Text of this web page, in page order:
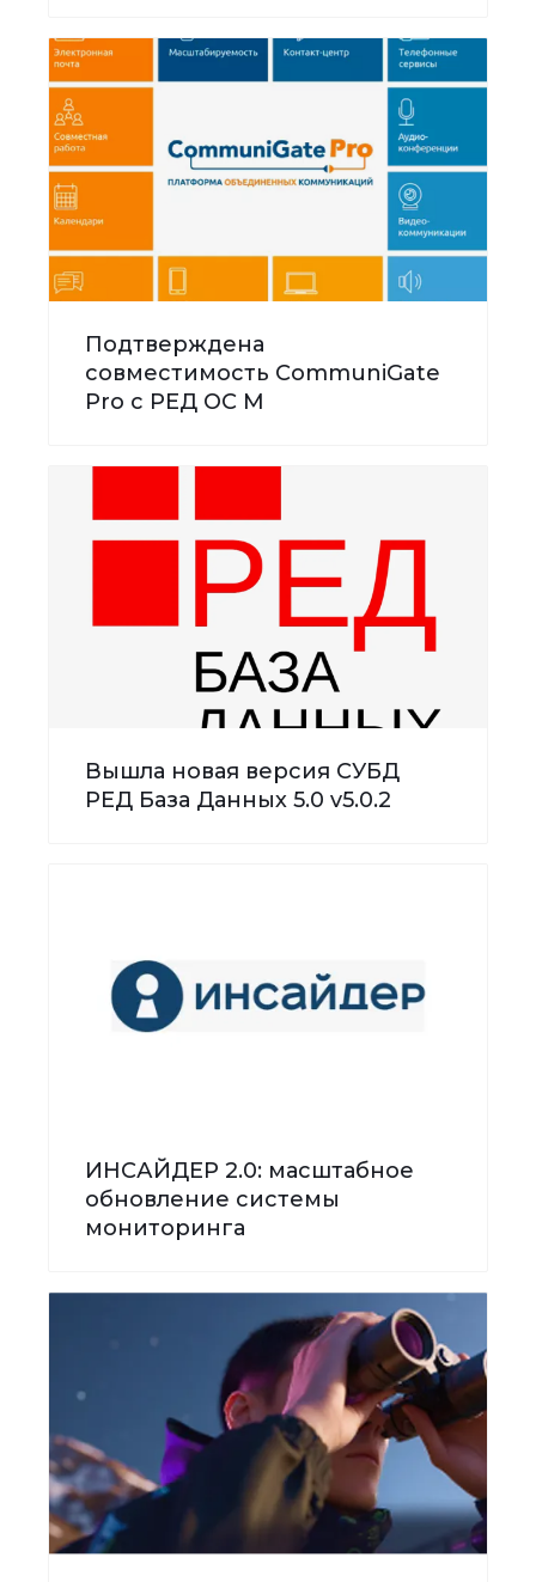
Подтверждена
совместимость CommuniGate
Pro с РЕД ОС М
Вышла новая версия СУБД
РЕД База Данных 5.0 v5.0.2
ИНСАЙДЕР 2.0: масштабное
обновление системы
мониторинга